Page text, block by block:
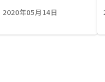
2020年05月14日